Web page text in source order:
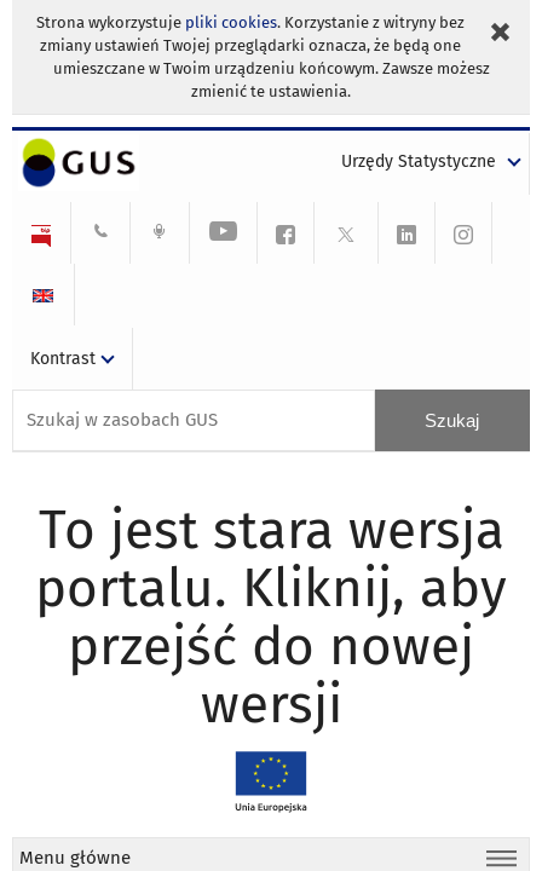
Strona wykorzystuje pliki cookies. Korzystanie z witryny bez
zmiany ustawień Twojej przeglądarki oznacza, że będą one
umieszczane w Twoim urządzeniu końcowym. Zawsze możesz
zmienić te ustawienia.
Urzędy Statystyczne
Kontrast
To jest stara wersja
portalu. Kliknij, aby
przejść do nowej
wersji
Menu główne